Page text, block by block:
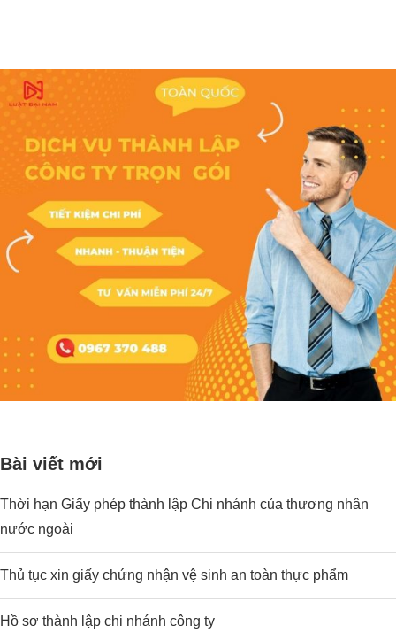
Bài viết mới
Thời hạn Giấy phép thành lập Chi nhánh của thương nhân
nước ngoài
Thủ tục xin giấy chứng nhận vệ sinh an toàn thực phẩm
Hồ sơ thành lập chi nhánh công ty